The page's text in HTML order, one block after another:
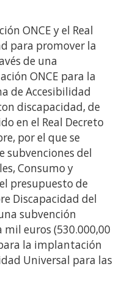
ONCE y el Real
para promover la
de una
ONCE para la
de Accesibilidad
discapacidad, de
en el Real Decreto
por el que se
subvenciones del
Consumo y
presupuesto de
Discapacidad del
subvención
euros (530.000,00
la implantación
Universal para las